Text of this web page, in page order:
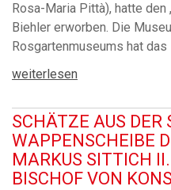
Rosa-Maria Pittà), hatte den
Biehler erworben. Die
Rosgartenmuseums hat das
weiterlesen
SCHÄTZE AUS DER
WAPPENSCHEIBE
MARKUS SITTICH
BISCHOF VON